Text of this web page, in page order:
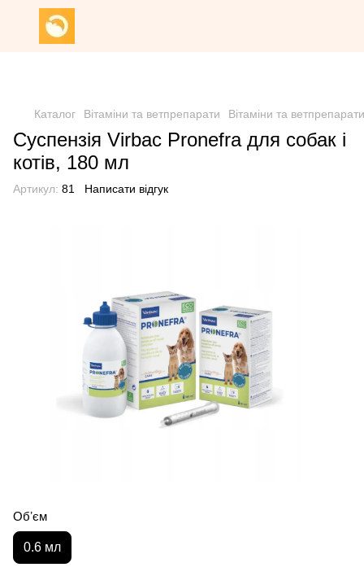
Каталог Вітаміни та ветпрепарати Вітаміни та
Суспензія Virbac Pronefra для собак і
котів, 180 мл
Артикул: 81 Написати відгук
Обʼєм
0.6 мл